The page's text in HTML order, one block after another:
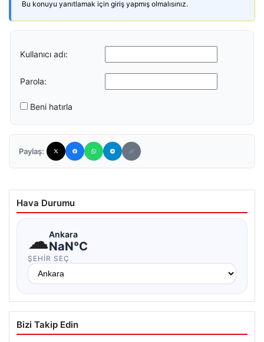
Bu konuyu yanıtlamak için giriş yapmış olmalısınız.
Kullanıcı adı:
Parola:
Beni hatırla
Paylaş:
Hava Durumu
☁Ankara
NaN°C
ŞEHIR SEÇ
Bizi Takip Edin